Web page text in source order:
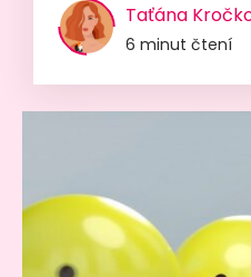
Taťána
6 minut čtení